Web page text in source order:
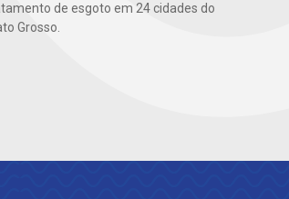
de esgoto em 24 cidades do
Grosso.